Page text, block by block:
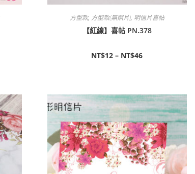
方型款, 方型款(無照片), 明信片喜帖
【紅線】喜帖 PN.378
NT$12 – NT$46